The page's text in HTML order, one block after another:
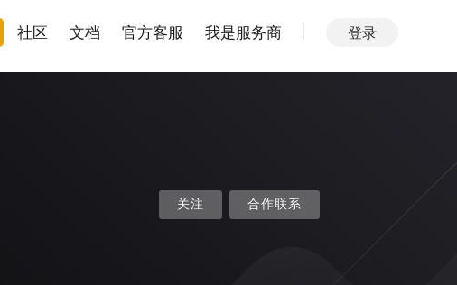
社区 文档 官方客服 我是服务商 登录
关注 合作联系